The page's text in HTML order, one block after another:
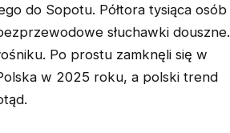
do Sopotu. Półtora tysiąca osób
słuchawki douszne.
Po prostu zamknęli się w
w 2025 roku, a polski trend